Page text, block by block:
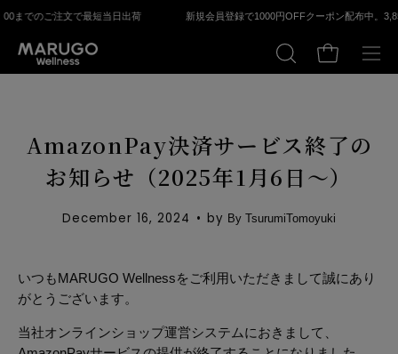
Skip
content
までのご注⽂で最短当⽇出荷 新規会員登録で1000円OFFクーポン配布中。
OPEN Open cart
AmazonPay決済サービス終了の
お知らせ（2025年1月6日～）
December 16, 2024 by By TsurumiTomoyuki
いつもMARUGO Wellnessをご利用いただきまして誠にあり
がとうございます。
当社オンラインショップ運営システムにおきまして、